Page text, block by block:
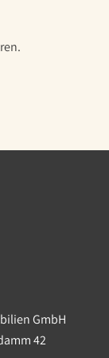
GmbH
42